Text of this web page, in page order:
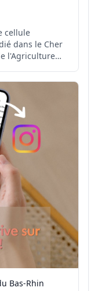
cellule
dans le Cher
l'Agriculture
dans
Philippe
Bas-Rhin